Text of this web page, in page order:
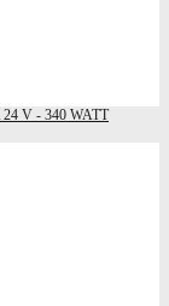
24 V - 340 WATT